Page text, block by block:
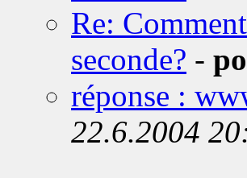
Re:
seconde? -
réponse :
22.6.2004